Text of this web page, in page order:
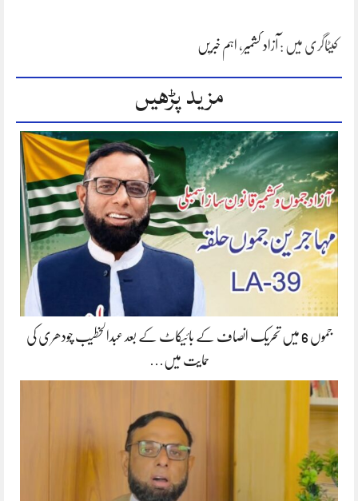
کیٹاگری میں : آزاد کشمیر ، اہم خبریں
مزید پڑھیں
جموں 6 میں تحریک انصاف کے بائیکاٹ کے بعد عبدالخطیب چودھری کی
حمایت میں…